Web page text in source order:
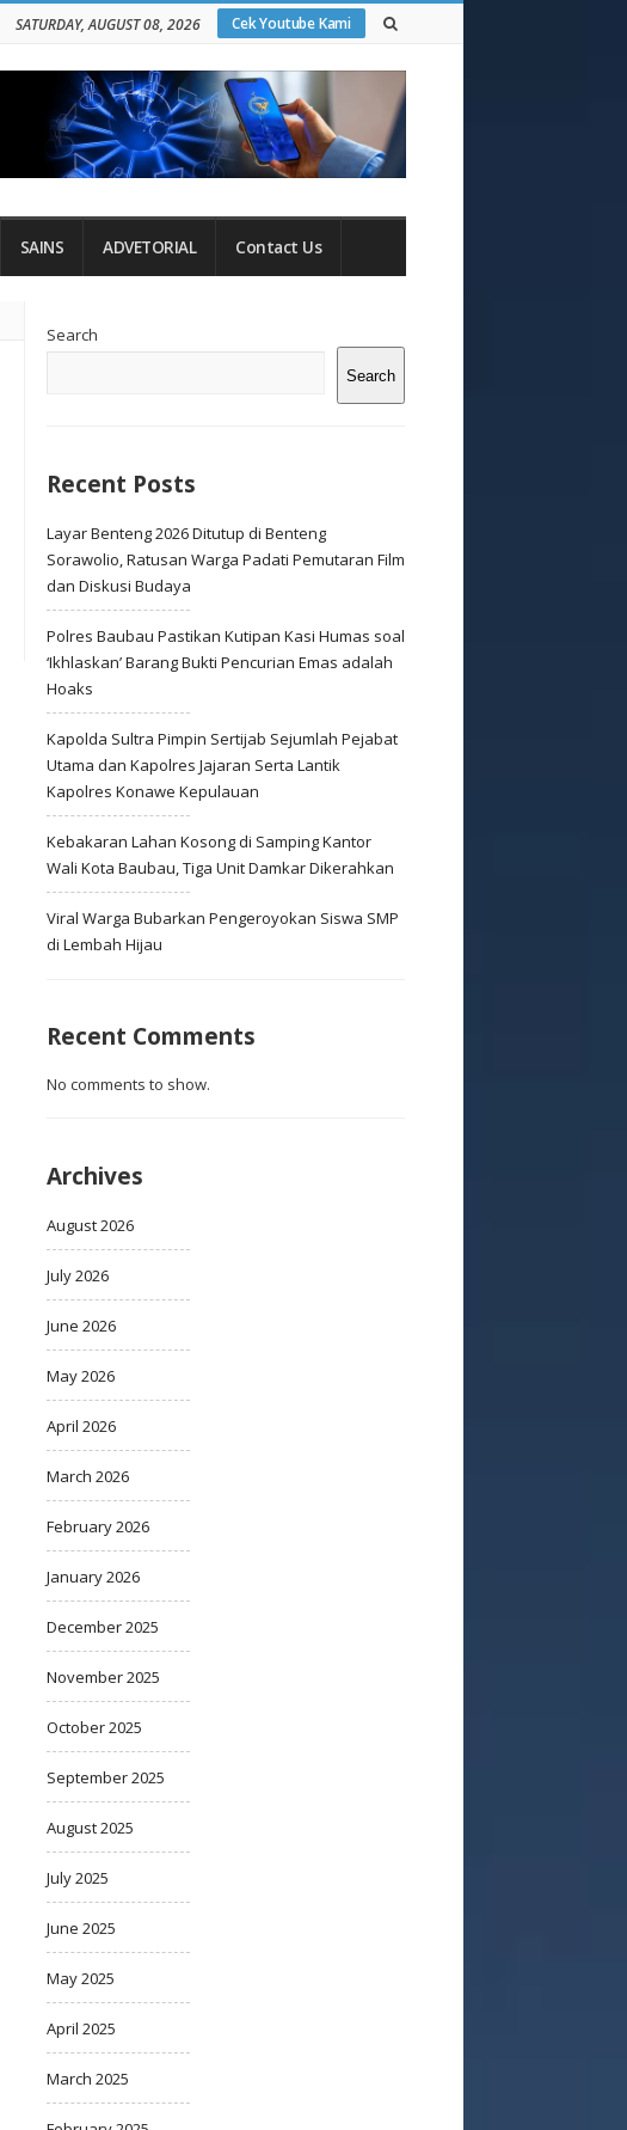
Cek Youtube Kami
SATURDAY, AUGUST 08, 2026
SAINS ADVETORIAL Contact Us
Sidebar
Search
Search
Recent Posts
Layar Benteng 2026 Ditutup di Benteng
Sorawolio, Ratusan Warga Padati Pemutaran Film
dan Diskusi Budaya
Polres Baubau Pastikan Kutipan Kasi Humas soal
‘Ikhlaskan’ Barang Bukti Pencurian Emas adalah
Hoaks
Kapolda Sultra Pimpin Sertijab Sejumlah Pejabat
Utama dan Kapolres Jajaran Serta Lantik
Kapolres Konawe Kepulauan
Kebakaran Lahan Kosong di Samping Kantor
Wali Kota Baubau, Tiga Unit Damkar Dikerahkan
Viral Warga Bubarkan Pengeroyokan Siswa SMP
di Lembah Hijau
Recent Comments
No comments to show.
Archives
August 2026
July 2026
June 2026
May 2026
April 2026
March 2026
February 2026
January 2026
December 2025
November 2025
October 2025
September 2025
August 2025
July 2025
June 2025
May 2025
April 2025
March 2025